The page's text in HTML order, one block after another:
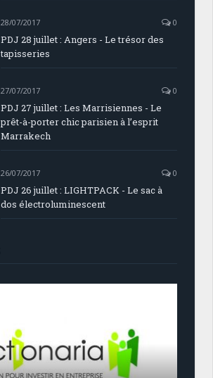
28/07/2017 0
PDJ 28 juillet : Angers - Le trésor des
tapisseries
27/07/2017 0
PDJ 27 juillet : Les Marrisiennes - Le
prêt-à-porter chic parisien à l’esprit
Marrakech
26/07/2017 0
PDJ 26 juillet : LIGHTPACK - Le sac à
dos électroluminescent